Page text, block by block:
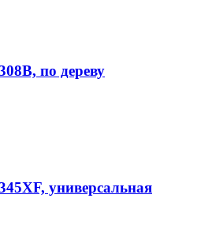
по дереву
универсальная